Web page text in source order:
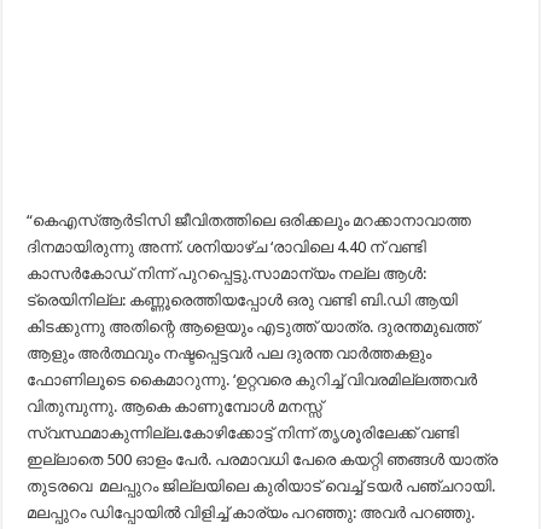
“കെഎസ്ആർടിസി ജീവിതത്തിലെ ഒരിക്കലും മറക്കാനാവാത്ത
ദിനമായിരുന്നു അന്ന്. ശനിയാഴ്ച ‘രാവിലെ 4.40 ന് വണ്ടി
കാസർകോഡ് നിന്ന് പുറപ്പെട്ടു.സാമാന്യം നല്ല ആൾ:
ട്രെയിനില്ല: കണ്ണൂരെത്തിയപ്പോൾ ഒരു വണ്ടി ബി.ഡി ആയി
കിടക്കുന്നു അതിന്റെ ആളെയും എടുത്ത് യാത്ര. ദുരന്തമുഖത്ത്
ആളും അർത്ഥവും നഷ്ടപ്പെട്ടവർ പല ദുരന്ത വാർത്തകളും
ഫോണിലൂടെ കൈമാറുന്നു. ‘ഉറ്റവരെ കുറിച്ച് വിവരമില്ലത്തവർ
വിതുമ്പുന്നു. ആകെ കാണുമ്പോൾ മനസ്സ്
സ്വസ്ഥമാകുന്നില്ല.കോഴിക്കോട്ട് നിന്ന് തൃശൂരിലേക്ക് വണ്ടി
ഇല്ലാതെ 500 ഓളം പേർ. പരമാവധി പേരെ കയറ്റി ഞങ്ങൾ യാത്ര
തുടരവെ മലപ്പുറം ജില്ലയിലെ കുരിയാട് വെച്ച് ടയർ പഞ്ചറായി.
മലപ്പുറം ഡിപ്പോയിൽ വിളിച്ച് കാര്യം പറഞ്ഞു: അവർ പറഞ്ഞു.